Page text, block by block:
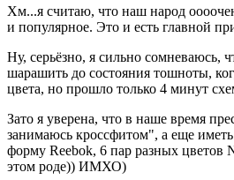
Хм...я считаю, что наш народ
и популярное. Это и есть главной
Ну, серьёзно, я сильно сомневаюсь,
шарашить до состояния тошноты,
цвета, но прошло только 4 минут
Зато я уверена, что в наше время
занимаюсь кроссфитом", а еще
форму Reebok, 6 пар разных цветов
этом роде)) ИМХО)